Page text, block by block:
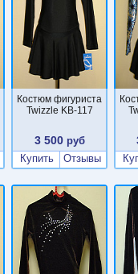
Костюм фигуриста
Twizzle KB-117
3 500руб
Купить
Отзывы